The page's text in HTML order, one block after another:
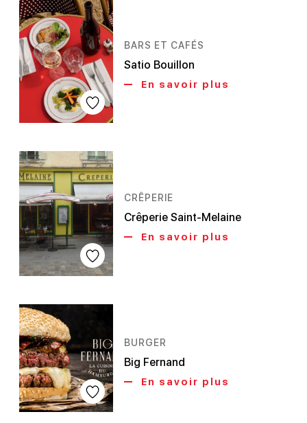
BARS ET CAFÉS
Satio Bouillon
En savoir plus
CRÊPERIE
Crêperie Saint-Melaine
En savoir plus
BURGER
Big Fernand
En savoir plus